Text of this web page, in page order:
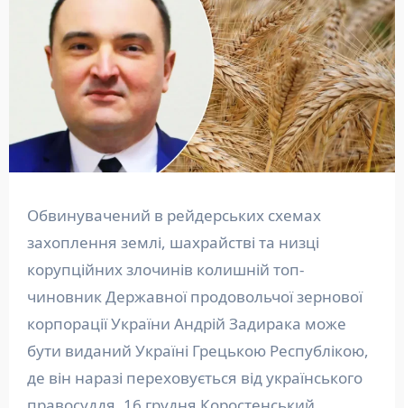
Обвинувачений в рейдерських схемах
захоплення землі, шахрайстві та низці
корупційних злочинів колишній топ-
чиновник Державної продовольчої зернової
корпорації України Андрій Задирака може
бути виданий Україні Грецькою Республікою,
де він наразі переховується від українського